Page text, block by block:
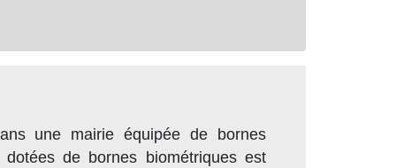
une mairie équipée de bornes
de bornes biométriques est